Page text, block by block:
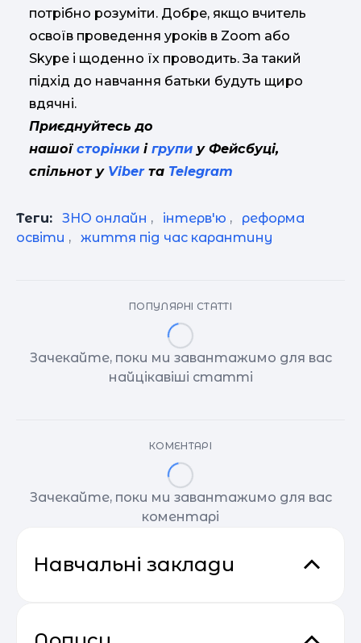
потрібно розуміти. Добре, якщо вчитель
освоїв проведення уроків в Zoom або
Skype і щоденно їх проводить. За такий
підхід до навчання батьки будуть щиро
вдячні.
Приєднуйтесь до
нашої сторінки і групи у Фейсбуці,
спільнот у Viberта Telegram
Теги: ЗНО онлайн , інтерв'ю ,
реформа
освіти , життя під час карантину
ПОПУЛЯРНІ СТАТТІ
Зачекайте, поки ми завантажимо для вас
найцікавіші статті
КОМЕНТАРІ
Зачекайте, поки ми завантажимо для вас
коментарі
Навчальні заклади